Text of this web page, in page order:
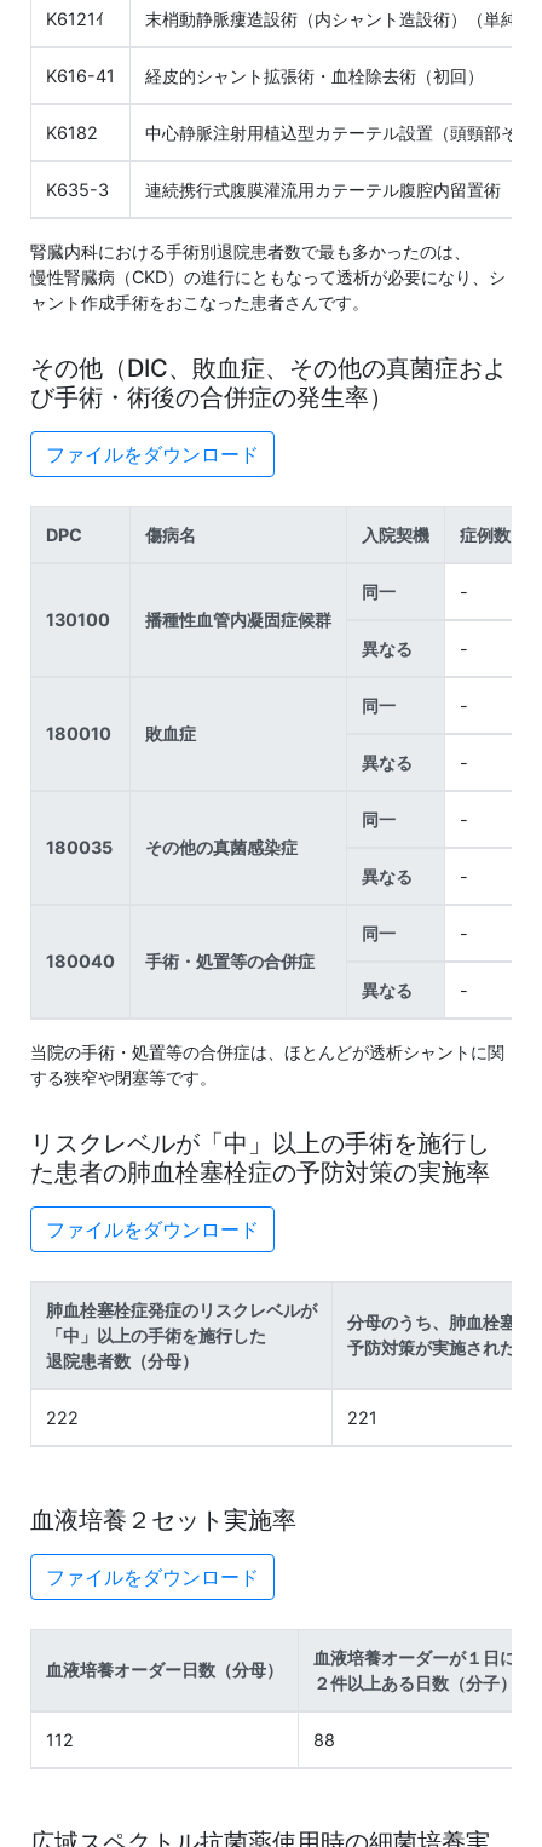
K6121ｲ 末梢動静脈瘻造設術（内シャント造設術）（単純）
K616-41 経皮的シャント拡張術・血栓除去術（初回）
K6182 中心静脈注射用植込型カテーテル設置（頭頸部その
K635-3 連続携行式腹膜灌流用カテーテル腹腔内留置術
腎臓内科における手術別退院患者数で最も多かったのは、
慢性腎臓病（CKD）の進行にともなって透析が必要になり、シ
ャント作成手術をおこなった患者さんです。
その他（DIC、敗血症、その他の真菌症およ
び手術・術後の合併症の発生率）
ファイルをダウンロード
DPC 傷病名 入院契機 症例数
130100 播種性血管内凝固症候群
同一 -
異なる -
180010 敗血症
同一 -
異なる -
180035 その他の真菌感染症
同一 -
異なる -
180040 手術・処置等の合併症
同一 -
異なる -
当院の手術・処置等の合併症は、ほとんどが透析シャントに関
する狭窄や閉塞等です。
リスクレベルが「中」以上の手術を施行し
た患者の肺血栓塞栓症の予防対策の実施率
ファイルをダウンロード
肺血栓塞栓症発症のリスクレベルが
「中」以上の手術を施行した
退院患者数（分母）
分母のうち、肺血栓塞栓
予防対策が実施された患
222 221
血液培養２セット実施率
ファイルをダウンロード
血液培養オーダー日数（分母）
血液培養オーダーが１日に
２件以上ある日数（分子）
112 88